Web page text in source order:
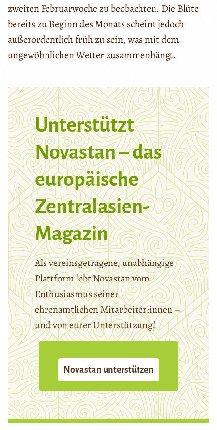
zweiten Februarwoche zu beobachten. Die Blüte
bereits zu Beginn des Monats scheint jedoch
außerordentlich früh zu sein, was mit dem
ungewöhnlichen Wetter zusammenhängt.
Unterstützt
Novastan – das
europäische
Zentralasien-
Magazin
Als vereinsgetragene, unabhängige
Plattform lebt Novastan vom
Enthusiasmus seiner
ehrenamtlichen Mitarbeiter:innen –
und von eurer Unterstützung!
Novastan unterstützen